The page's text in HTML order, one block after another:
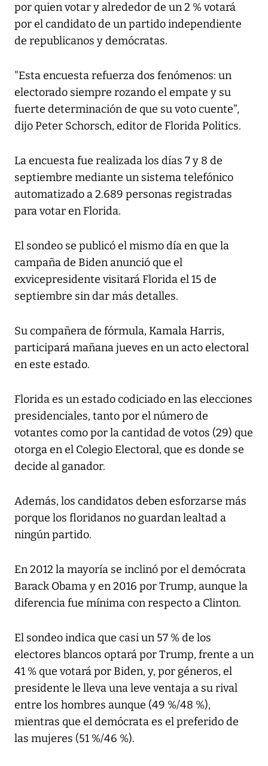
por quien votar y alrededor de un 2 % votará
por el candidato de un partido independiente
de republicanos y demócratas.
"Esta encuesta refuerza dos fenómenos: un
electorado siempre rozando el empate y su
fuerte determinación de que su voto cuente",
dijo Peter Schorsch, editor de Florida Politics.
La encuesta fue realizada los días 7 y 8 de
septiembre mediante un sistema telefónico
automatizado a 2.689 personas registradas
para votar en Florida.
El sondeo se publicó el mismo día en que la
campaña de Biden anunció que el
exvicepresidente visitará Florida el 15 de
septiembre sin dar más detalles.
Su compañera de fórmula, Kamala Harris,
participará mañana jueves en un acto electoral
en este estado.
Florida es un estado codiciado en las elecciones
presidenciales, tanto por el número de
votantes como por la cantidad de votos (29) que
otorga en el Colegio Electoral, que es donde se
decide al ganador.
Además, los candidatos deben esforzarse más
porque los floridanos no guardan lealtad a
ningún partido.
En 2012 la mayoría se inclinó por el demócrata
Barack Obama y en 2016 por Trump, aunque la
diferencia fue mínima con respecto a Clinton.
El sondeo indica que casi un 57 % de los
electores blancos optará por Trump, frente a un
41 % que votará por Biden, y, por géneros, el
presidente le lleva una leve ventaja a su rival
entre los hombres aunque (49 %/48 %),
mientras que el demócrata es el preferido de
las mujeres (51 %/46 %).